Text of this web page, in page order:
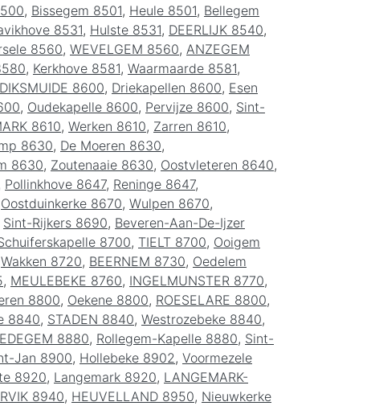
, Bissegem 8501, Heule 8501, Bellegem
8531, Hulste 8531, DEERLIJK 8540,
8560, WEVELGEM 8560, ANZEGEM
, Kerkhove 8581, Waarmaarde 8581,
DIKSMUIDE 8600, Driekapellen 8600, Esen
, Oudekapelle 8600, Pervijze 8600, Sint-
8610, Werken 8610, Zarren 8610,
8630, De Moeren 8630,
8630, Zoutenaaie 8630, Oostvleteren 8640,
Pollinkhove 8647, Reninge 8647,
Oostduinkerke 8670, Wulpen 8670,
Sint-Rijkers 8690, Beveren-Aan-De-Ijzer
8700, TIELT 8700, Ooigem
Wakken 8720, BEERNEM 8730, Oedelem
, MEULEBEKE 8760, INGELMUNSTER 8770,
8800, Oekene 8800, ROESELARE 8800,
8840, STADEN 8840, Westrozebeke 8840,
8880, Rollegem-Kapelle 8880, Sint-
Jan 8900, Hollebeke 8902 , Voormezele
8920, Langemark 8920, LANGEMARK-
8940, HEUVELLAND 8950, Nieuwkerke